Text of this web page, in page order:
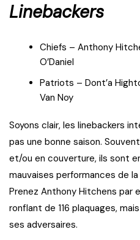
Linebackers
Chiefs – Anthony
O’Daniel
Patriots – Dont’a
Van Noy
Soyons clair, les linebackers
pas une bonne saison.
et/ou en couverture, ils sont
mauvaises performances de
Prenez Anthony Hitchens par
ronflant de 116 plaquages,
ses adversaires.